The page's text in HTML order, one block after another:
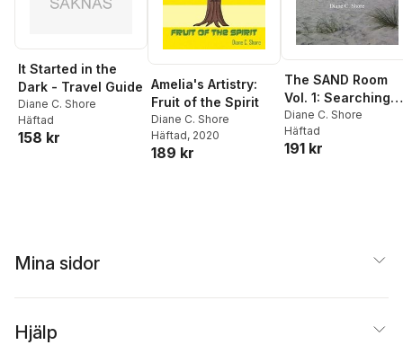
It Started in the
Dark - Travel Guide
Diane C. Shore
Häftad
158 kr
Amelia's Artistry:
Fruit of the Spirit
Diane C. Shore
Häftad, 2020
189 kr
The SAND Room
Vol. 1: Searching
And Noticing the
Divine
Diane C. Shore
Häftad
191 kr
Mina sidor
Hjälp